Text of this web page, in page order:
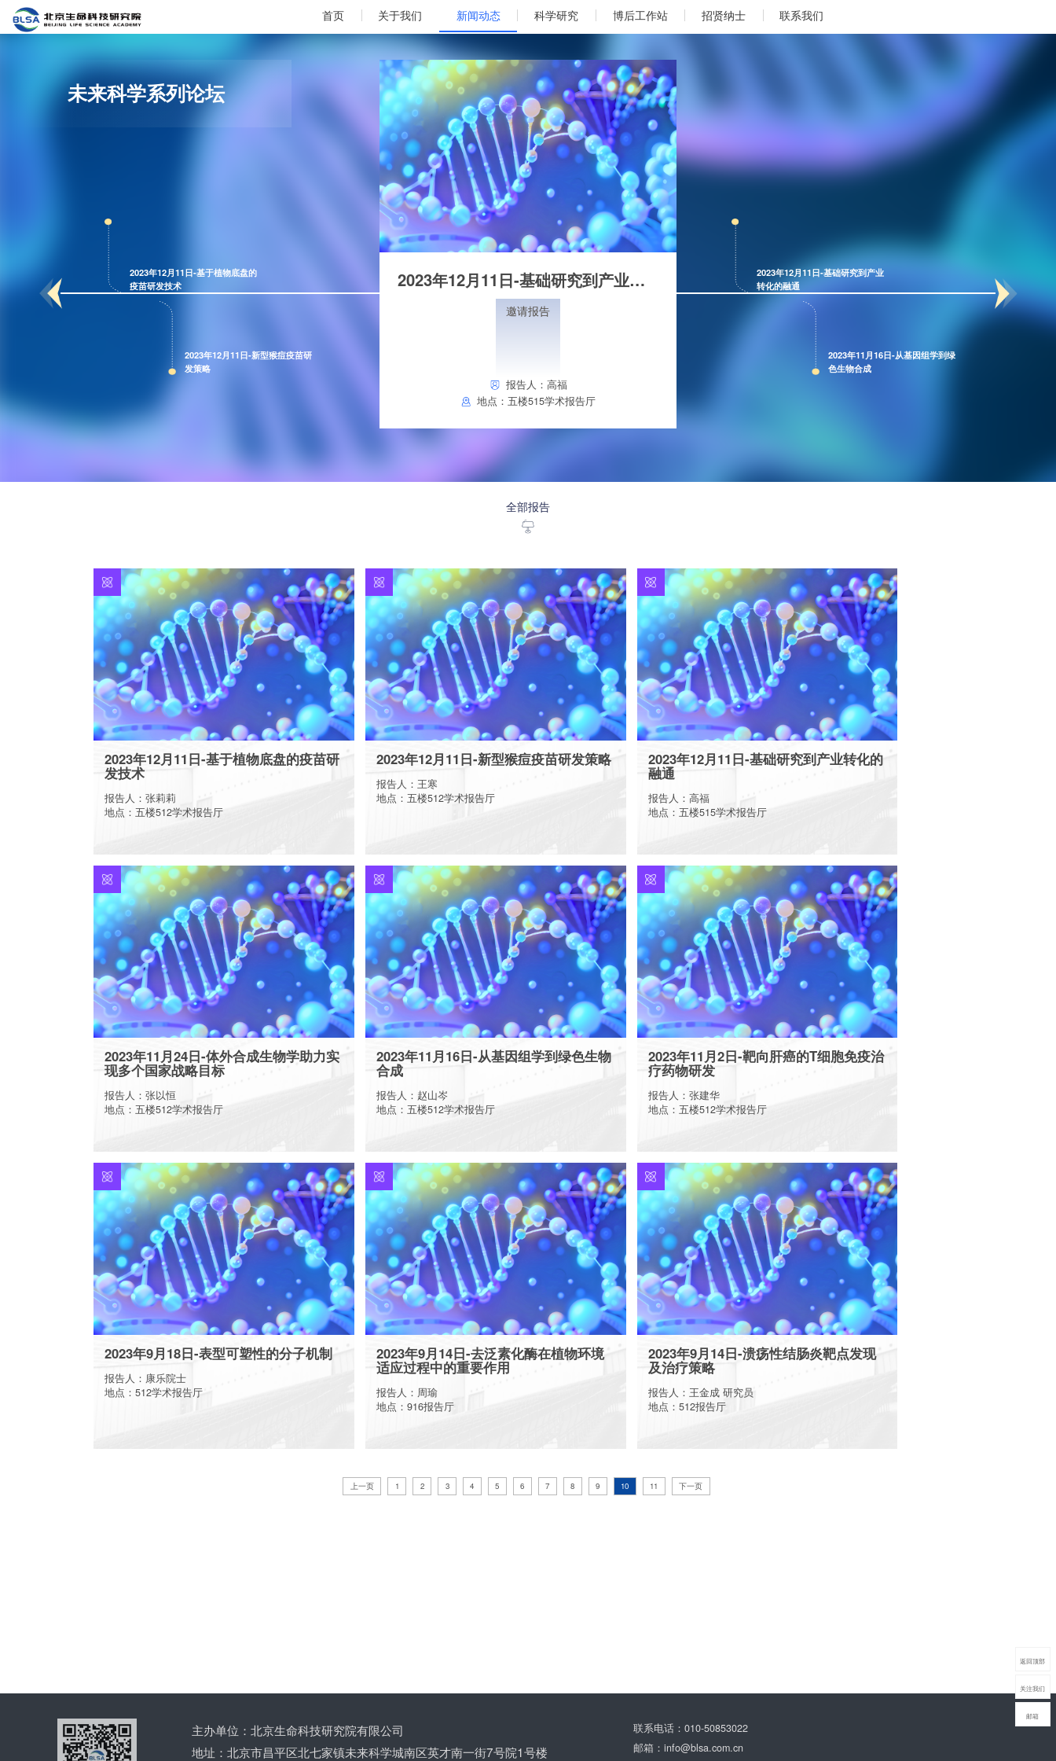
首页 关于我们 新闻动态 科学研究 博后工作站 招贤纳士 联系我们
未来科学系列论坛
2023年12月11日-基础研究到产业转化的融通
邀请报告
报告人：高福
地点：五楼515学术报告厅
2023年12月11日-基于植物底盘的
疫苗研发技术
2023年12月11日-新型猴痘疫苗研
发策略
2023年12月11日-基础研究到产业
转化的融通
2023年11月16日-从基因组学到绿
色生物合成
全部报告
2023年12月11日-基于植物底盘的疫苗研
发技术
报告人：张莉莉
地点：五楼512学术报告厅
More
2023年12月11日-新型猴痘疫苗研发策略
报告人：王寒
地点：五楼512学术报告厅
More
2023年12月11日-基础研究到产业转化的
融通
报告人：高福
地点：五楼515学术报告厅
More
2023年11月24日-体外合成生物学助力实
现多个国家战略目标
报告人：张以恒
地点：五楼512学术报告厅
More
2023年11月16日-从基因组学到绿色生物
合成
报告人：赵山岑
地点：五楼512学术报告厅
More
2023年11月2日-靶向肝癌的T细胞免疫治
疗药物研发
报告人：张建华
地点：五楼512学术报告厅
More
2023年9月18日-表型可塑性的分子机制
报告人：康乐院士
地点：512学术报告厅
2023年9月14日-去泛素化酶在植物环境
适应过程中的重要作用
报告人：周瑜
地点：916报告厅
2023年9月14日-溃疡性结肠炎靶点发现
及治疗策略
报告人：王金成 研究员
地点：512报告厅
上一页 1 2 3 4 5 6 7 8 9 10 11 下一页
主办单位：北京生命科技研究院有限公司
地址：北京市昌平区北七家镇未来科学城南区英才南一街7号院1号楼
联系电话：010-50853022
邮箱：info@blsa.com.cn
返回顶部
关注我们
邮箱